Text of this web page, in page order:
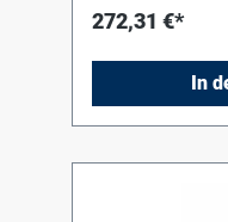
272,31 €*
In